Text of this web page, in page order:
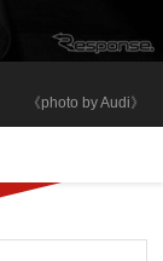
《photo by Audi》